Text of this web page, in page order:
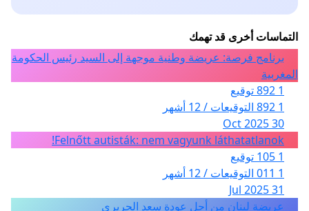
التماسات أخرى قد تهمك
برنامج فرصة: عريضة وطنية موجهة إلى السيد رئيس الحكومة
المغربية
1 892 توقيع
1 892 التوقيعات / 12 أشهر
30 Oct 2025
Felnőtt autisták: nem vagyunk láthatatlanok!
1 105 توقيع
1 011 التوقيعات / 12 أشهر
31 Jul 2025
عريضة لبنان من أجل عودة سعد الحريري